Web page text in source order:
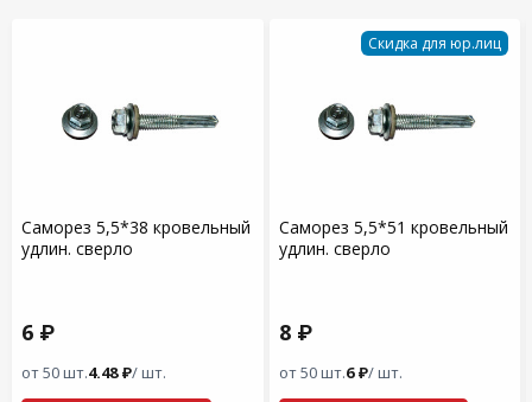
Саморез 5,5*38 кровельный
удлин. сверло
6 ₽
от 50 шт.4.48 ₽/ шт.
Скидка для юр.лиц
Саморез 5,5*51 кровельный
удлин. сверло
8 ₽
от 50 шт.6 ₽/ шт.